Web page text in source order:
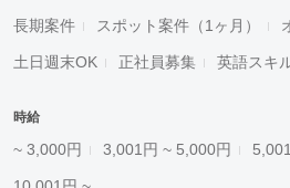
長期案件 スポット案件（1ヶ月）
土日週末OK 正社員募集 英語スキ
時給
~ 3,000円 3,001円 ~ 5,000円